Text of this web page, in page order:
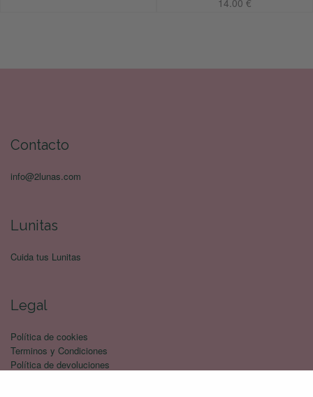
14.00 €
Contacto
info@2lunas.com
Lunitas
Cuida tus Lunitas
Legal
Política de cookies
Terminos y Condiciones
Política de devoluciones